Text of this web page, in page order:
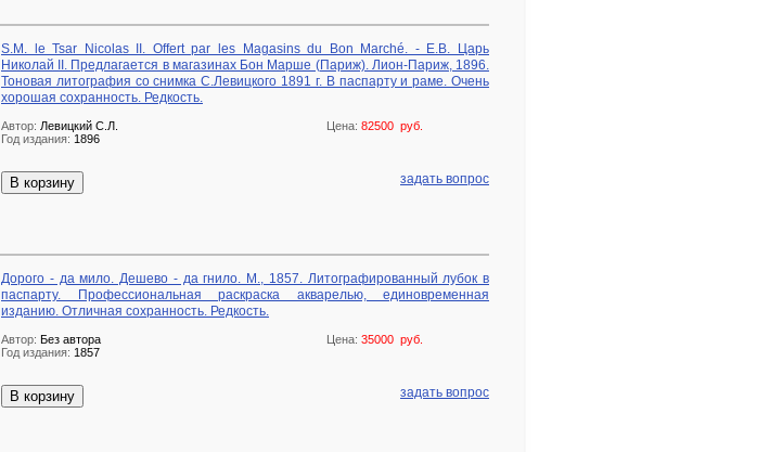
S.M. le Tsar Nicolas II. Offert par les Magasins du Bon Marché. - Е.В. Царь
Николай II. Предлагается в магазинах Бон Марше (Париж). Лион-Париж, 1896.
Тоновая литография со снимка С.Левицкого 1891 г. В паспарту и раме. Очень
хорошая сохранность. Редкость.
Цена: 82500 руб.
Автор: Левицкий С.Л.
Год издания: 1896
В корзину задать вопрос
Дорого - да мило. Дешево - да гнило. М., 1857. Литографированный лубок в
паспарту. Профессиональная раскраска акварелью, единовременная
изданию. Отличная сохранность. Редкость.
Цена: 35000 руб.
Автор: Без автора
Год издания: 1857
В корзину задать вопрос